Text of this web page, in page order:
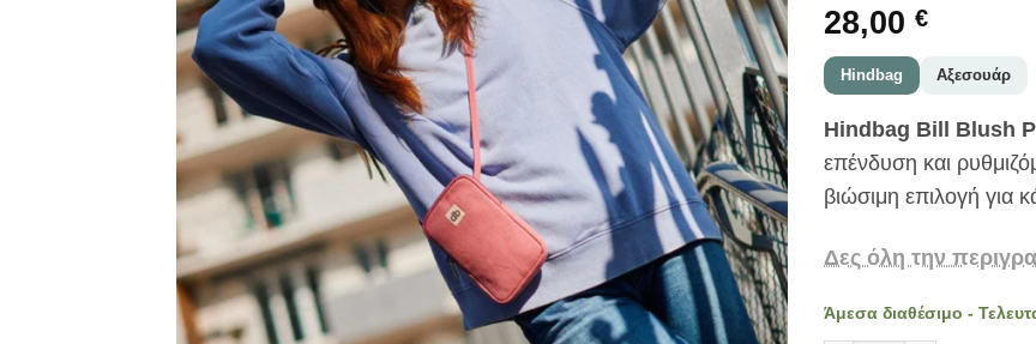
28,00 €
Hindbag Αξεσουάρ
Hindbag Bill Blush
επένδυση και
βιώσιμη επιλογή για
Δες όλη την
Άμεσα διαθέσιμο -